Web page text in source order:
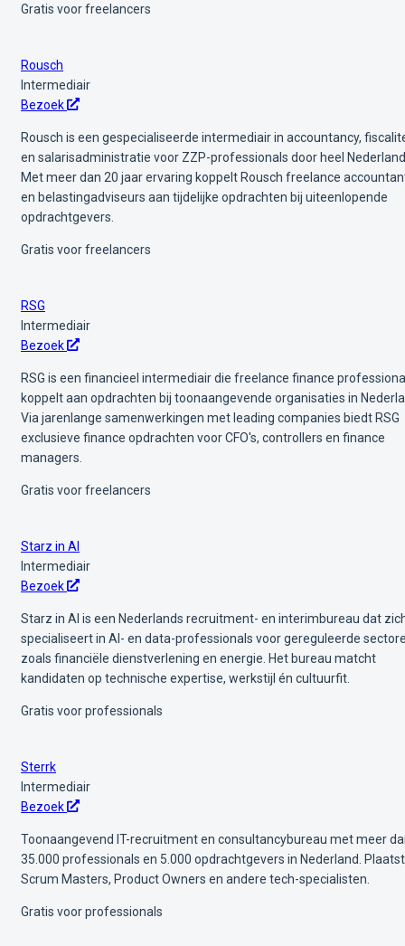
Gratis voor freelancers
Rousch
Intermediair
Bezoek
Rousch is een gespecialiseerde intermediair in accountancy,
en salarisadministratie voor ZZP-professionals door heel
Met meer dan 20 jaar ervaring koppelt Rousch freelance
en belastingadviseurs aan tijdelijke opdrachten bij uiteenlopende
opdrachtgevers.
Gratis voor freelancers
RSG
Intermediair
Bezoek
RSG is een financieel intermediair die freelance finance
koppelt aan opdrachten bij toonaangevende organisaties in
Via jarenlange samenwerkingen met leading companies biedt RSG
exclusieve finance opdrachten voor CFO's, controllers en finance
managers.
Gratis voor freelancers
Starz in AI
Intermediair
Bezoek
Starz in AI is een Nederlands recruitment- en interimbureau dat
specialiseert in AI- en data-professionals voor gereguleerde
zoals financiële dienstverlening en energie. Het bureau matcht
kandidaten op technische expertise, werkstijl én cultuurfit.
Gratis voor professionals
Sterrk
Intermediair
Bezoek
Toonaangevend IT-recruitment en consultancybureau met meer
35.000 professionals en 5.000 opdrachtgevers in Nederland. Plaatst
Scrum Masters, Product Owners en andere tech-specialisten.
Gratis voor professionals